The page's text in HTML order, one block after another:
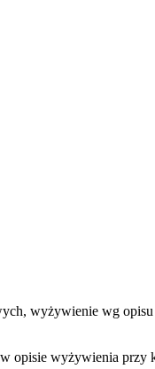
wyżywienie wg
opisie wyżywienia przy